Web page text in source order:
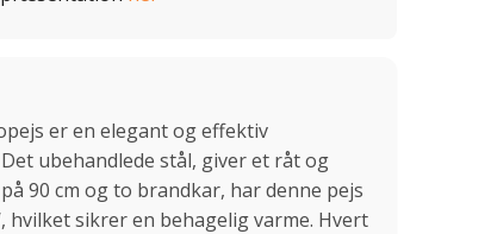
er en elegant og effektiv
ubehandlede stål, giver et råt og
90 cm og to brandkar, har denne pejs
hvilket sikrer en behagelig varme. Hvert